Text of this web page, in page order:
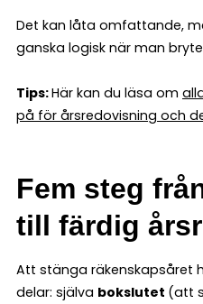
Det kan låta omfattande,
ganska logisk när man
Tips:Här kan du läsa om
på för årsredovisning och
Fem steg
till färdig
Att stänga räkenskapsåret
delar: själva bokslutet (att